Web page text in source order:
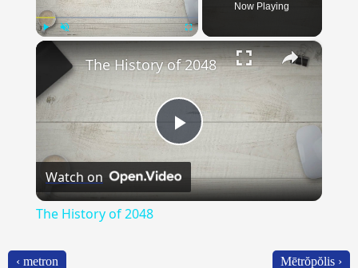
Play
Now Playing
×
Play
Video
The History of 2048
Watch on
The History of 2048
‹ metron Mētrŏpŏlis ›